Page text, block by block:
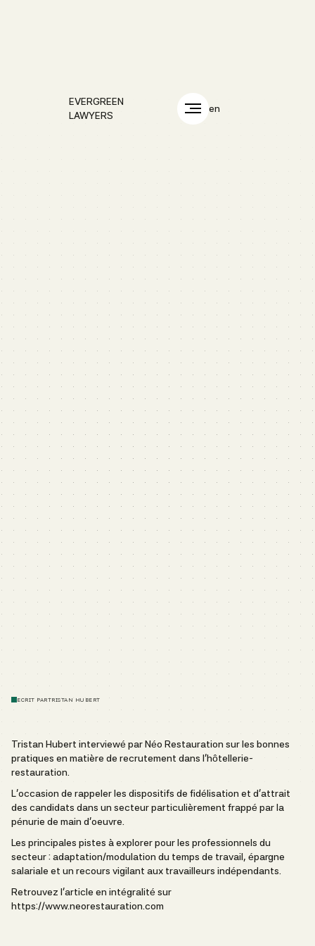
EVERGREEN
LAWYERS
en
ECRIT PARTRISTAN HUBERT
Tristan Hubert interviewé par Néo Restauration sur les bonnes
pratiques en matière de recrutement dans l'hôtellerie-
restauration.
L'occasion de rappeler les dispositifs de fidélisation et d'attrait
des candidats dans un secteur particulièrement frappé par la
pénurie de main d'oeuvre.
Les principales pistes à explorer pour les professionnels du
secteur : adaptation/modulation du temps de travail, épargne
salariale et un recours vigilant aux travailleurs indépendants.
Retrouvez l'article en intégralité sur
https://www.neorestauration.com